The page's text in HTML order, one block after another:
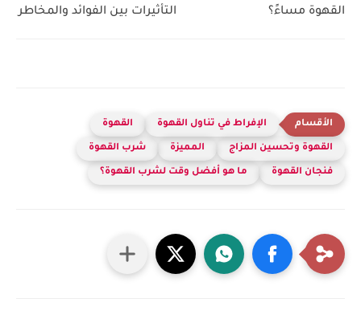
القهوة مساءً؟
التأثيرات بين الفوائد والمخاطر
الإفراط في تناول القهوة القهوة
القهوة وتحسين المزاج المميزة شرب القهوة
فنجان القهوة ما هو أفضل وقت لشرب القهوة؟